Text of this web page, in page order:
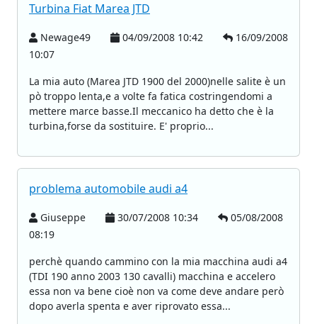
Turbina Fiat Marea JTD
Newage49 04/09/2008 10:42
16/09/2008
10:07
La mia auto (Marea JTD 1900 del 2000)nelle salite è un
pò troppo lenta,e a volte fa fatica costringendomi a
mettere marce basse.Il meccanico ha detto che è la
turbina,forse da sostituire. E' proprio...
problema automobile audi a4
Giuseppe 30/07/2008 10:34
05/08/2008
08:19
perchè quando cammino con la mia macchina audi a4
(TDI 190 anno 2003 130 cavalli) macchina e accelero
essa non va bene cioè non va come deve andare però
dopo averla spenta e aver riprovato essa...